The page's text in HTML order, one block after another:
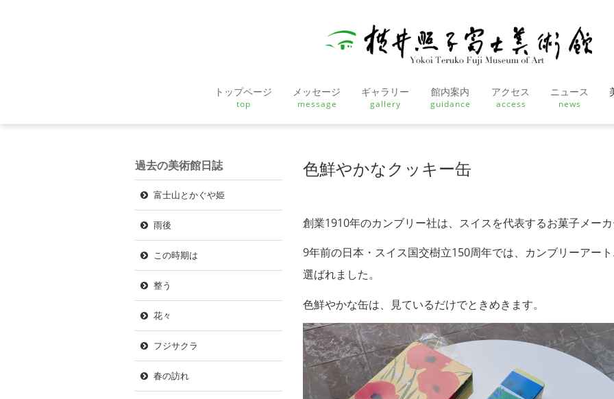
トップページ
top
メッセージ
message
ギャラリー
gallery
館内案内
guidance
アクセス
access
ニュース
news
色鮮やかなクッキー缶
創業1910年のカンブリー社は、スイスを代表するお菓子メーカ
9年前の日本・スイス国交樹立150周年では、カンブリーアー
選ばれました。
色鮮やかな缶は、見ているだけでときめきます。
過去の美術館日誌
富士山とかぐや姫
雨後
この時期は
整う
花々
フジサクラ
春の訪れ